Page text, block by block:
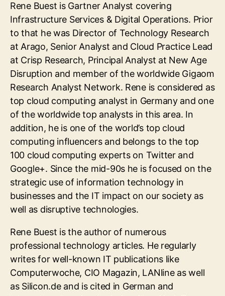
Rene Buest is Gartner Analyst covering
Infrastructure Services & Digital Operations. Prior
to that he was Director of Technology Research
at Arago, Senior Analyst and Cloud Practice Lead
at Crisp Research, Principal Analyst at New Age
Disruption and member of the worldwide Gigaom
Research Analyst Network. Rene is considered as
top cloud computing analyst in Germany and one
of the worldwide top analysts in this area. In
addition, he is one of the world’s top cloud
computing influencers and belongs to the top
100 cloud computing experts on Twitter and
Google+. Since the mid-90s he is focused on the
strategic use of information technology in
businesses and the IT impact on our society as
well as disruptive technologies.
Rene Buest is the author of numerous
professional technology articles. He regularly
writes for well-known IT publications like
Computerwoche, CIO Magazin, LANline as well
as Silicon.de and is cited in German and